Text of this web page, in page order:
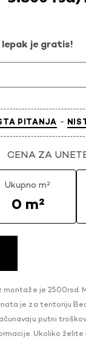
je gratis!
PITANJA -
CENA ZA
Ukupno m²
0 m²
montaže je 2500rsd.
je za teritoriju
putni
Ukoliko